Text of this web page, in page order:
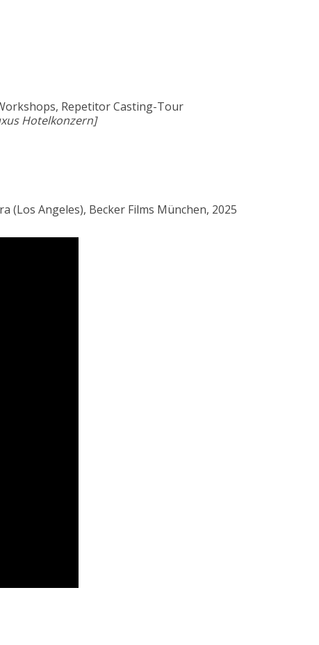
Repetitor Casting-Tour
Hotelkonzern]
Angeles), Becker Films München, 2025